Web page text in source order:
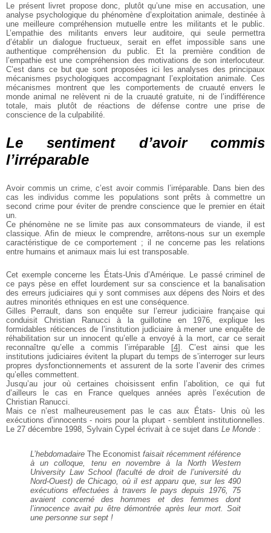
Le présent livret propose donc, plutôt qu’une mise en accusation, une
analyse psychologique du phénomène d’exploitation animale, destinée à
une meilleure compréhension mutuelle entre les militants et lepublic.
L’empathie des militants envers leur auditoire,
qui seule permettra
d’établir un dialogue fructueux,
serait en effet impossible sans une
authentique compréhension du public. Et la première condition de
l’empathie est une compréhension des motivations deson interlocuteur.
C’est dans ce but que sont proposées ici les analyses des principaux
mécanismes psychologiques accompagnant l’exploitation animale.
Ces
mécanismes montrent que les comportements de cruauté envers le
monde animal ne relèvent ni de la cruauté gratuite, ni de l’indifférence
totale, mais plutôt de réactions de défense contre une prise de
conscience de la culpabilité.
Le sentiment d’avoir commis
l’irréparable
Avoir commis un crime, c’est avoir commis l’irréparable. Dans bien des
cas les individus comme les populations sont prêts à commettre un
second crimepour éviter de prendre conscience que le premier en était
un.
Ce phénomène ne se limite pas aux consommateurs deviande, il est
classique. Afin de mieux le comprendre,
arrêtons-nous sur un exemple
caractéristique de cecomportement ; il ne concerne pas les relations
entre humains et animaux mais lui est transposable.
Cet exemple concerne les États-Unis d’Amérique. Le passé criminel de
ce pays pèse en effet lourdement sur sa conscience et la banalisation
des erreurs judiciaires qui y sont commises aux dépens des Noirs et des
autres minorités ethniques en est une conséquence.
Gilles Perrault, dans son enquête sur l’erreur judiciairefrançaise qui
conduisit Christian Ranucci à la guillotine en 1976, explique les
formidables réticences de l’institution judiciaire à mener une enquête de
réhabilitation sur un innocent qu’elle a envoyé à la mort, car ce serait
reconnaître qu’elle a commis l’irréparable [4] . C’est ainsi que les
institutions judiciaires évitent la plupart du temps de s’interroger sur leurs
propres dysfonctionnements et assurent de la sorte l’avenir des crimes
qu’elles commettent.
Jusqu’au jour où certaines choisissent enfin l’abolition,
ce qui fut
d’ailleurs le cas en France quelques années après l’exécution de
Christian Ranucci.
Mais ce n’est malheureusement pas le cas aux États- Unis où les
exécutions d’innocents - noirs pour la plupart - semblent institutionnelles.
Le 27 décembre 1998, Sylvain Cypel écrivait à ce sujet dans Le Monde :
L’hebdomadaire The Economist faisait récemment référence
à un colloque, tenu ennovembre à la North Western
University LawSchool (faculté de droit de l’université du
Nord-Ouest) de Chicago, où il est apparu que, sur les 490
exécutions effectuées àtravers le pays depuis 1976, 75
avaient concerné des hommes et des femmes dont
l’innocence avait pu être démontrée après leur mort. Soit
une personne sur sept !